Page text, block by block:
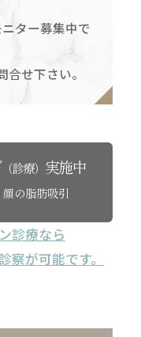
ター募集中で
せ下さい。
（診療） 実施中
の脂肪吸引
診療なら
察が可能です。